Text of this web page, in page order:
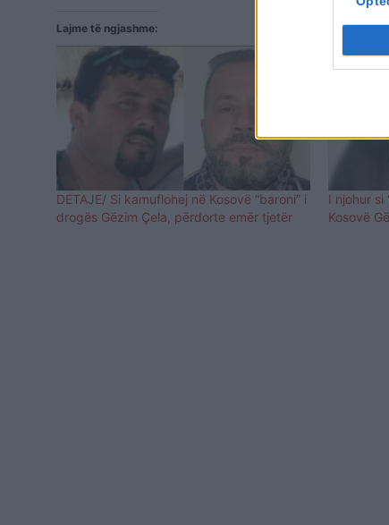
Lajme të ngjashme:
DETAJE/ Si kamuflohej në Kosovë “baroni” i
drogës Gëzim Çela, përdorte emër tjetër
I njohur si
Kosovë